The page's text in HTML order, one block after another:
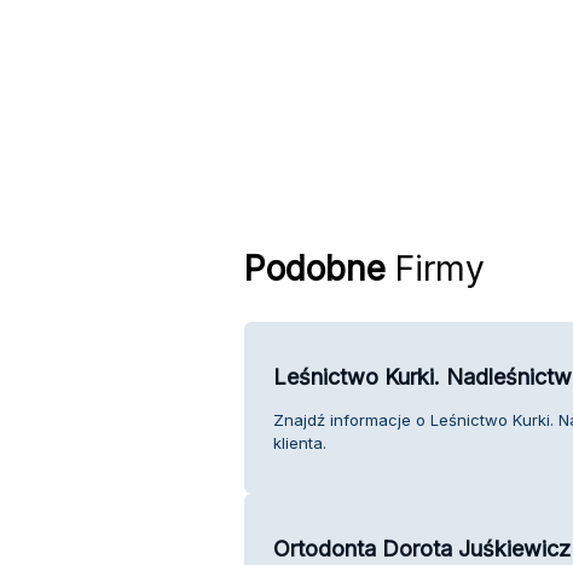
PodobneFirmy
Leśnictwo Kurki.
Znajdź informacje o Leśnictwo Kurki.
klienta.
Ortodonta Dorota Juśkiewicz